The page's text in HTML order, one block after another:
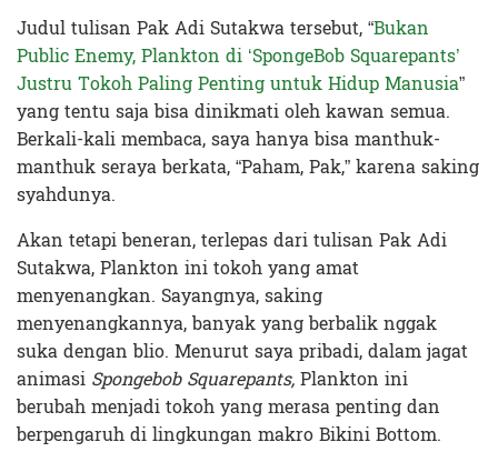
Judul tulisan Pak Adi Sutakwa tersebut, “Bukan
Public Enemy, Plankton di ‘SpongeBob Squarepants’
Justru Tokoh Paling Penting untuk Hidup Manusia”
yang tentu saja bisa dinikmati oleh kawan semua.
Berkali-kali membaca, saya hanya bisa manthuk-
manthuk seraya berkata, “Paham, Pak,” karena saking
syahdunya.
Akan tetapi beneran, terlepas dari tulisan Pak Adi
Sutakwa, Plankton ini tokoh yang amat
menyenangkan. Sayangnya, saking
menyenangkannya, banyak yang berbalik nggak
suka dengan blio. Menurut saya pribadi, dalam jagat
animasi Spongebob Squarepants,Plankton ini
berubah menjadi tokoh yang merasa penting dan
berpengaruh di lingkungan makro Bikini Bottom.